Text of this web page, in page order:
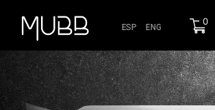
ESP ENG
0